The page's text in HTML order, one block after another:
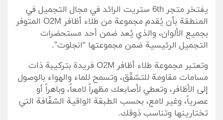
يفتخر متجر 6th ستريت الرائد في مجال التجميل في
المنطقة بأن يُقدم مجموعة من طلاء أظافر O2M المتوفر
بجميع الألوان، والذي يُعد ضمن أحد مستحضرات
التجميل الرئيسية ضمن مجموعتها “انجلوت”.
وتعتبر مجموعة طلاء أظافر O2M فريدة بتركيبة ذات
مسامات مقاومة للتشقّق، وتسمح للماء والهواء بالوصول
إلى الأظافر، وتعطي لأصابعك مظهراً لامعاً، وباهراً أو
عصرياً، وغير لامع، بحسب الطبقة الواقية الشفّافة التي
تختارينها وتناسب ذوقك.